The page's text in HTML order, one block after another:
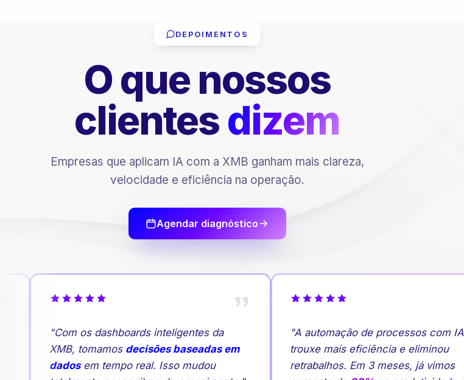
DEPOIMENTOS
O que nossos
clientesdizem
Empresas que aplicam IA com a XMB ganham mais clareza,
velocidade e eficiência na operação.
Agendar diagnóstico
"Com os dashboards inteligentes da
XMB, tomamosdecisões baseadas em
dadosem tempo real. Isso mudou
"A automação de processos com IA
trouxe mais eficiência e eliminou
retrabalhos. Em 3 meses, já vimos